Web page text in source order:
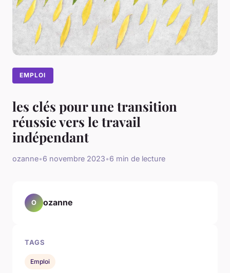
EMPLOI
les clés pour une transition
réussie vers le travail
indépendant
ozanne•6 novembre 2023•6 min de lecture
O ozanne
TAGS
Emploi